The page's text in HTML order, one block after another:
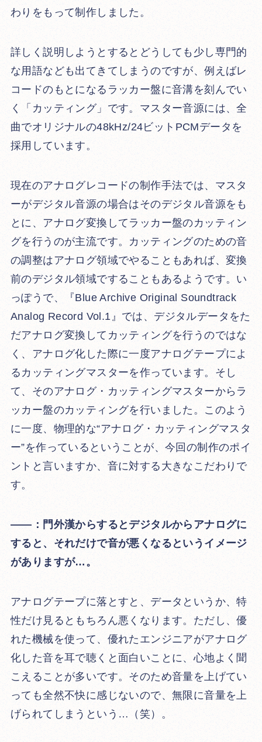
わりをもって制作しました。
詳しく説明しようとするとどうしても少し専門的
な用語なども出てきてしまうのですが、例えばレ
コードのもとになるラッカー盤に音溝を刻んでい
く「カッティング」です。マスター音源には、全
曲でオリジナルの48kHz/24ビットPCMデータを
採用しています。
現在のアナログレコードの制作手法では、マスタ
ーがデジタル音源の場合はそのデジタル音源をも
とに、アナログ変換してラッカー盤のカッティン
グを行うのが主流です。カッティングのための音
の調整はアナログ領域でやることもあれば、変換
前のデジタル領域ですることもあるようです。い
っぽうで、『Blue Archive Original Soundtrack
Analog Record Vol.1』では、デジタルデータをた
だアナログ変換してカッティングを行うのではな
く、アナログ化した際に一度アナログテープによ
るカッティングマスターを作っています。そし
て、そのアナログ・カッティングマスターからラ
ッカー盤のカッティングを行いました。このよう
に一度、物理的な“アナログ・カッティングマスタ
ー”を作っているということが、今回の制作のポイ
ントと言いますか、音に対する大きなこだわりで
す。
――：門外漢からするとデジタルからアナログに
すると、それだけで音が悪くなるというイメージ
がありますが…。
アナログテープに落とすと、データというか、特
性だけ見るともちろん悪くなります。ただし、優
れた機械を使って、優れたエンジニアがアナログ
化した音を耳で聴くと面白いことに、心地よく聞
こえることが多いです。そのため音量を上げてい
っても全然不快に感じないので、無限に音量を上
げられてしまうという…（笑）。